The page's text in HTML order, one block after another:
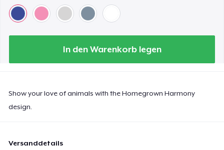
In den Warenkorb legen
Show your love of animals with the Homegrown Harmony
design.
Versanddetails